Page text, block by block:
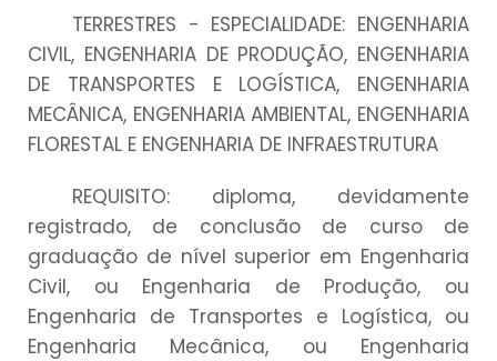
TERRESTRES - ESPECIALIDADE: ENGENHARIA
CIVIL, ENGENHARIA DE PRODUÇÃO, ENGENHARIA
DE TRANSPORTES E LOGÍSTICA, ENGENHARIA
MECÂNICA, ENGENHARIA AMBIENTAL, ENGENHARIA
FLORESTAL E ENGENHARIA DE INFRAESTRUTURA
REQUISITO: diploma, devidamente
registrado, de conclusão de curso de
graduação de nível superior em Engenharia
Civil, ou Engenharia de Produção, ou
Engenharia de Transportes e Logística, ou
Engenharia Mecânica, ou Engenharia